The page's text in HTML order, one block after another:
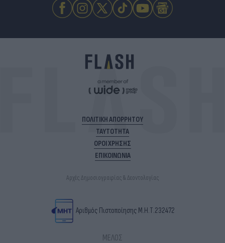
ΠΟΛΙΤΙΚΗ ΑΠΟΡΡΗΤΟΥ
ΤΑΥΤΟΤΗΤΑ
ΟΡΟΙ ΧΡΗΣΗΣ
ΕΠΙΚΟΙΝΩΝΙΑ
Αρχές Δημοσιογραφίας & Δεοντολογίας
Αριθμός Πιστοποίησης Μ.Η.Τ.232472
ΜΕΛΟΣ